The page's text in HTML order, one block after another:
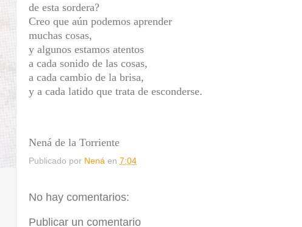
de esta sordera?
Creo que aún podemos aprender
muchas cosas,
y algunos estamos atentos
a cada sonido de las cosas,
a cada cambio de la brisa,
y a cada latido que trata de esconderse.
Nená de la Torriente
Publicado por Nená en 7:04
No hay comentarios:
Publicar un comentario